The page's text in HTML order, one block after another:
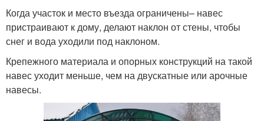
Когда участок и место въезда ограничены– навес
пристраивают к дому, делают наклон от стены, чтобы
снег и вода уходили под наклоном.
Крепежного материала и опорных конструкций на такой
навес уходит меньше, чем на двускатные или арочные
навесы.